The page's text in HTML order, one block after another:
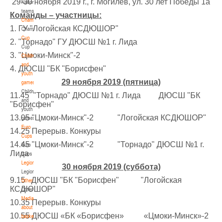
National
teams
Championship
Championship
Cup
Cup
Children
and
youth
games
Children
and
youth
games
Euro
Cups
Euro
Cups
Legionaries
Legionaries
Other
Other
Media
about
basketball
U-14
IV тур – девушки 2012-2013 гг.р., Дивизион 1, 6-7 апреля 2026 г., г. Гомель, ул.
Б.Хмельницкого, 118а
27-29.03.2026
U-16
III тур – юноши 2010-2011 гг.р., Дивизион 1, группа Г 27-29 марта 2026 г., г.
Молодечно, ул. Великий Гостинец, 10227-28.03.2026
U-12
IV тур – девушки 2014-2015 гг.р., дивизион 1 27-28 марта 2026 г., г. Речица, ул.
Снежкова, 16
Могилев
III тур – девушки 2014-2015 гг.р., Дивизион 2, 23-24 марта 2026 г., г. Могилев,
ул. 30 лет Победы, 1А
21-22.03.2026
Команды – участницы:
1. ГУ "Логойская КСДЮШОР"
2. "Торнадо" ГУ ДЮСШ №1 г. Лида
3. "Цмоки-Минск"-2
4. ДЮСШ "БК "Борисфен"
29 ноября 2019 (пятница)
11.45 "Торнадо" ДЮСШ №1 г. Лида ДЮСШ "БК
"Борисфен"
13.05 "Цмоки-Минск"-2 "Логойская КСДЮШОР"
14.25 Перерыв. Конкуры
14.45 "Цмоки-Минск"-2 "Торнадо" ДЮСШ №1 г.
Лида
30 ноября 2019 (суббота)
9.15 ДЮСШ "БК "Борисфен" "Логойская
КСДЮШОР"
10.35 Перерыв. Конкуры
10.55 ДЮСШ «БК «Борисфен» «Цмоки-Минск»-2